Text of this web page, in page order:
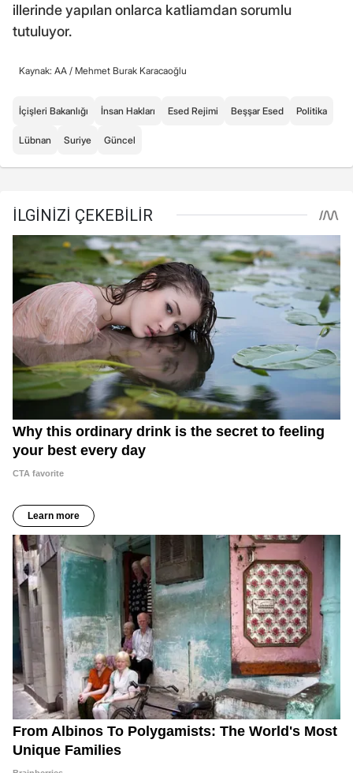
illerinde yapılan onlarca katliamdan sorumlu
tutuluyor.
Kaynak: AA / Mehmet Burak Karacaoğlu
İçişleri Bakanlığı İnsan Hakları Esed Rejimi Beşşar Esed Politika
Lübnan Suriye Güncel